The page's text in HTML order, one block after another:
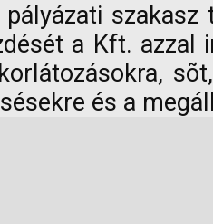
a Kft. azzal
és a